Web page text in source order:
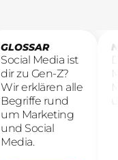
GLOSSAR
Social Media ist
dir zu Gen-Z?
Wir erklären alle
Begriffe rund
um Marketing
und Social
Media.